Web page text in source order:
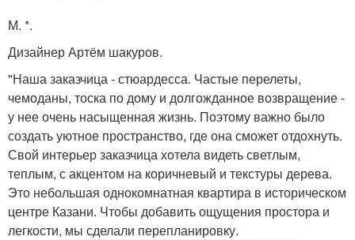
М. *.
Дизайнер Артём шакуров.
"Наша заказчица - стюардесса. Частые перелеты,
чемоданы, тоска по дому и долгожданное возвращение -
у нее очень насыщенная жизнь. Поэтому важно было
создать уютное пространство, где она сможет отдохнуть.
Свой интерьер заказчица хотела видеть светлым,
теплым, с акцентом на коричневый и текстуры дерева.
Это небольшая однокомнатная квартира в историческом
центре Казани. Чтобы добавить ощущения простора и
легкости, мы сделали перепланировку.